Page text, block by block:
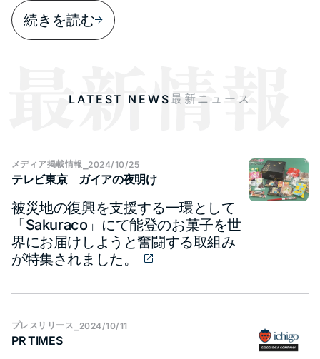
続きを読む
LATEST NEWS最新ニュース
メディア​掲載情報 2024/10/25
テレビ東京 ガイアの夜明け
被災地の復興を支援する一環として
「Sakuraco」にて能登のお菓子を世
界にお届けしようと奮闘する取組み
が特集されました。
プレス​リリース 2024/10/11
PR TIMES